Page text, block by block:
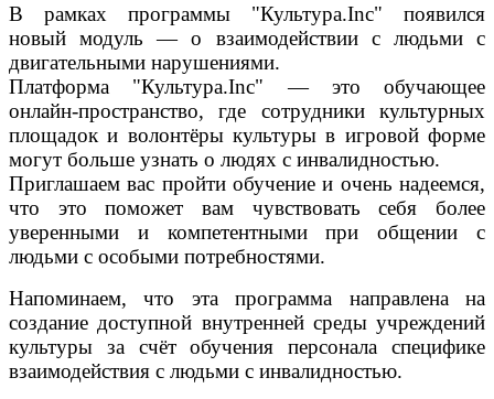
В рамках программы "Культура.Inc" появился
новый модуль — о взаимодействии с людьми с
двигательными нарушениями.
Платформа "Культура.Inc" — это обучающее
онлайн-пространство, где сотрудники культурных
площадок и волонтёры культуры в игровой форме
могут больше узнать о людях с инвалидностью.
Приглашаем вас пройти обучение и очень надеемся,
что это поможет вам чувствовать себя более
уверенными и компетентными при общении с
людьми с особыми потребностями.
Напоминаем, что эта программа направлена на
создание доступной внутренней среды учреждений
культуры за счёт обучения персонала специфике
взаимодействия с людьми с инвалидностью.